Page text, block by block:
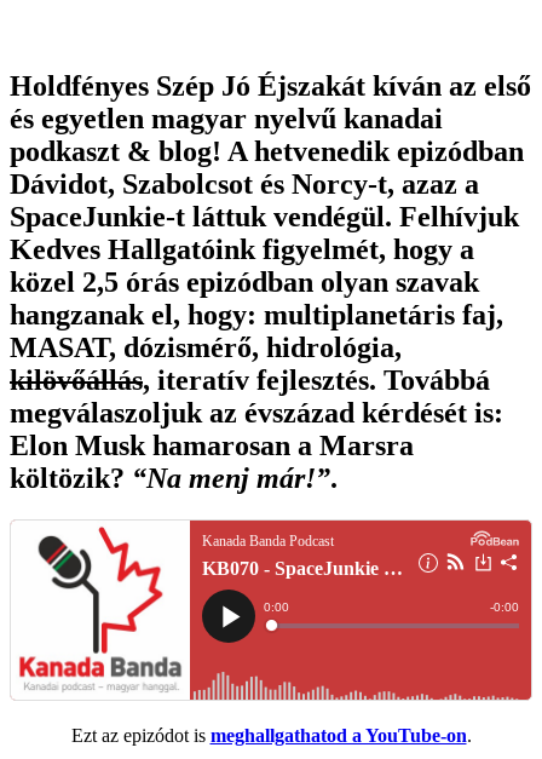
Holdfényes Szép Jó Éjszakát kíván az első
és egyetlen magyar nyelvű kanadai
podkaszt & blog! A hetvenedik epizódban
Dávidot, Szabolcsot és Norcy-t, azaz a
SpaceJunkie-t láttuk vendégül. Felhívjuk
Kedves Hallgatóink figyelmét, hogy a
közel 2,5 órás epizódban olyan szavak
hangzanak el, hogy: multiplanetáris faj,
MASAT, dózismérő, hidrológia,
kilövőállás, iteratív fejlesztés. Továbbá
megválaszoljuk az évszázad kérdését is:
Elon Musk hamarosan a Marsra
költözik? “Na menj már!”.
Ezt az epizódot is meghallgathatod a YouTube-on.